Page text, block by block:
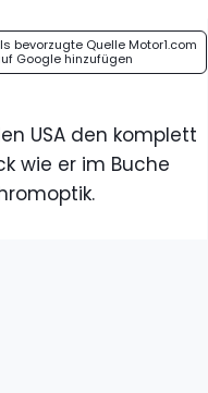
bevorzugte Quelle Motor1.com
Google hinzufügen
USA den komplett
wie er im Buche